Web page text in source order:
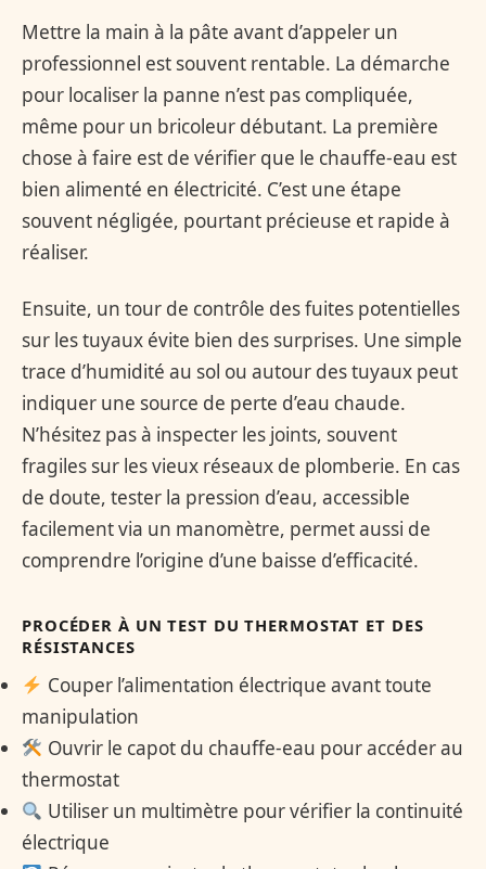
Mettre la main à la pâte avant d’appeler un
professionnel est souvent rentable. La démarche
pour localiser la panne n’est pas compliquée,
même pour un bricoleur débutant. La première
chose à faire est de vérifier que le chauffe-eau est
bien alimenté en électricité. C’est une étape
souvent négligée, pourtant précieuse et rapide à
réaliser.
Ensuite, un tour de contrôle des fuites potentielles
sur les tuyaux évite bien des surprises. Une simple
trace d’humidité au sol ou autour des tuyaux peut
indiquer une source de perte d’eau chaude.
N’hésitez pas à inspecter les joints, souvent
fragiles sur les vieux réseaux de plomberie. En cas
de doute, tester la pression d’eau, accessible
facilement via un manomètre, permet aussi de
comprendre l’origine d’une baisse d’efficacité.
PROCÉDER À UN TEST DU THERMOSTAT ET DES
RÉSISTANCES
Couper l’alimentation électrique avant toute
manipulation
Ouvrir le capot du chauffe-eau pour accéder au
thermostat
Utiliser un multimètre pour vérifier la continuité
électrique